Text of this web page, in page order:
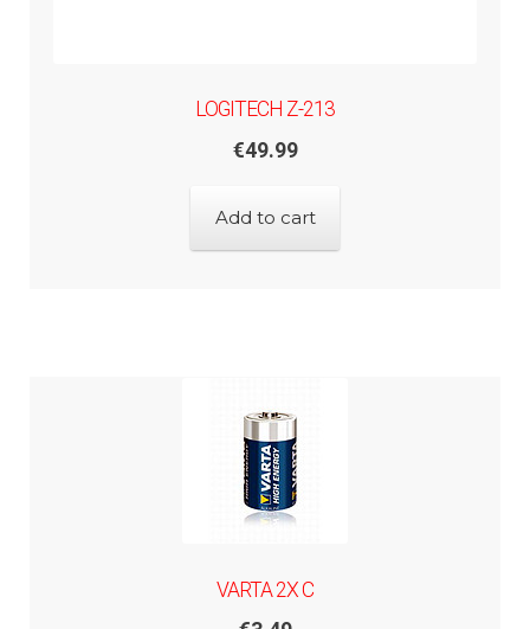
LOGITECH Z-213
€49.99
Add to cart
VARTA 2X C